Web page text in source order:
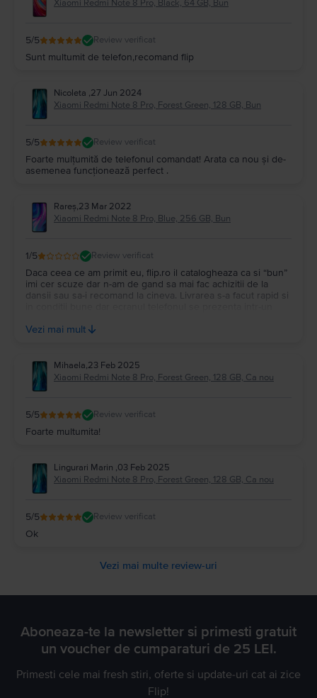
Xiaomi Redmi Note 8 Pro, Black, 64 GB, Bun
5/5 Review verificat
Sunt multumit de telefon,recomand flip
Nicoleta ,27 Jun 2024
Xiaomi Redmi Note 8 Pro, Forest Green, 128 GB, Bun
5/5 Review verificat
Foarte mulțumită de telefonul comandat! Arata ca nou și de-
asemenea funcționează perfect .
Rareș,23 Mar 2022
Xiaomi Redmi Note 8 Pro, Blue, 256 GB, Bun
1/5 Review verificat
Daca ceea ce am primit eu, flip.ro il catalogheaza ca si “bun”
imi cer scuze dar n-am de gand sa mai fac achizitii de la
dansii sau sa-i recomand la cineva. Livrarea s-a facut rapid si
din sticla display-ului
Vezi mai mult
Mihaela,23 Feb 2025
Xiaomi Redmi Note 8 Pro, Forest Green, 128 GB, Ca nou
5/5 Review verificat
Foarte multumita!
Lingurari Marin ,03 Feb 2025
Xiaomi Redmi Note 8 Pro, Forest Green, 128 GB, Ca nou
5/5 Review verificat
Ok
Vezi mai multe review-uri
Aboneaza-te la newsletter si primesti gratuit
un voucher de cumparaturi de 25 LEI.
Primesti cele mai fresh stiri, oferte si update-uri cat ai zice
Flip!